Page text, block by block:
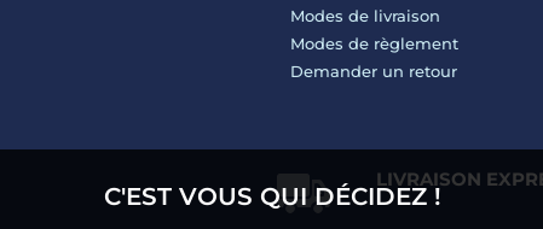
Modes de livraison
Modes de règlement
Demander un retour
LIVRAISON
C'EST VOUS QUI DÉCIDEZ !